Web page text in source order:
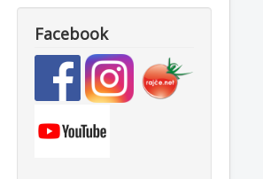
Facebook